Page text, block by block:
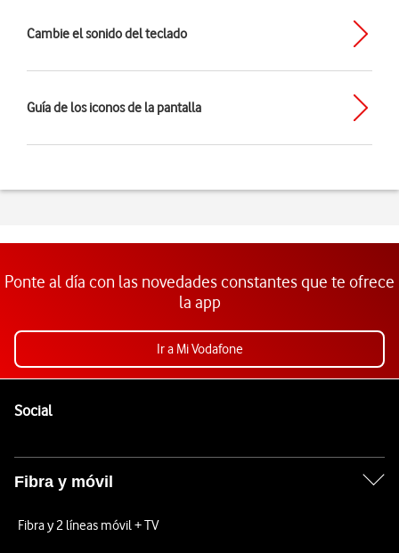
Cambie el sonido del teclado
Guía de los iconos de la pantalla
Ponte al día con las novedades constantes que te ofrece
la app
Ir a Mi Vodafone
SocialEnlaces a las redes sociales de Vodafone
Fibra y móvil
Fibra y 2 líneas móvil + TV